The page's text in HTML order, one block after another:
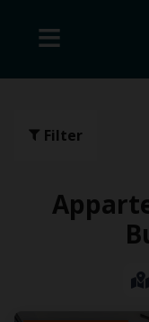
Filter